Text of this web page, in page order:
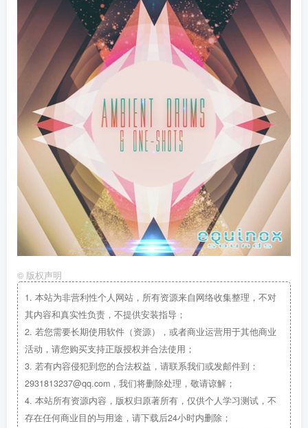
© 版权声明
1. 本站为非营利性个人网站，所有资源来自网络收集整理，不对
其内容和真实性负责，不提供安装指导；
2. 若您需要长期使用软件（资源），或者商业运营用于其他商业
活动，请您购买支持正版授权并合法使用；
3. 若有内容侵犯到您的合法权益，请联系我们或发邮件到：
2931813237@qq.com，我们将删除处理，敬请谅解；
4. 本站所有资源内容，版权归原著所有，仅供个人学习测试，不
存在任何商业目的与用途，请下载后24小时内删除；